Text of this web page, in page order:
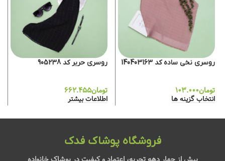
روسری نخی ساده کد 140403163
تومان۱۰۳.۰۰۰
انتخاب گزینه ها
روسری حریر کد 905238
تومان۶۶۲.۴۵۵
اطلاعات بیشتر
فروشگاه پوشاک فدک